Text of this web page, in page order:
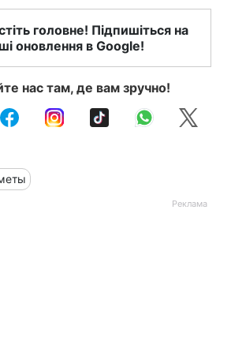
головне! Підпишіться на
оновлення в Google!
нас там, де вам зручно!